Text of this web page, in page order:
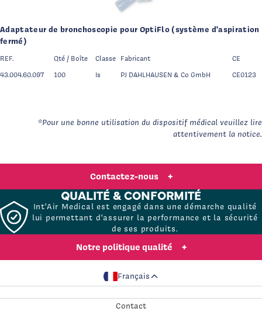
Adaptateur de bronchoscopie pour OptiFlo (système d'aspiration
fermé)
REF. Qté / Boîte Classe Fabricant
CE
43.004.60.097
100 Is PJ DAHLHAUSEN & Co GmbH CE0123
*Pour une bonne utilisation du dispositif médical veuillez lire
attentivement la notice.
Contactez-nous +
QUALITÉ & CONFORMITÉ
Int'Air Medical est engagé dans une démarche qualité
lui permettant d'assurer la performance et la sécurité
de ses produits.
Notre politique qualité +
Français
Adresse de contact
Contact